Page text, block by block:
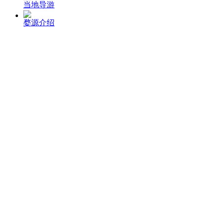
当地导游
婺源介绍